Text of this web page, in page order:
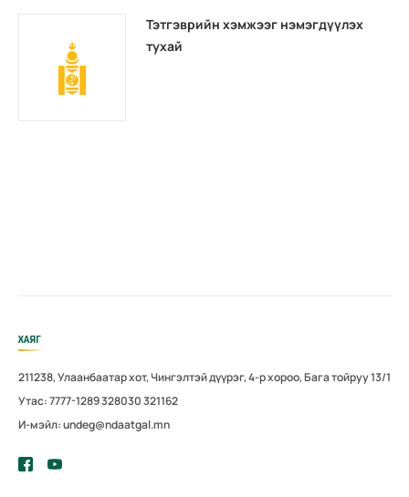
Тэтгэврийн хэмжээг нэмэгдүүлэх
тухай
ХАЯГ
211238, Улаанбаатар хот, Чингэлтэй дүүрэг, 4-р хороо, Бага тойруу 13/1
Утас: 7777-1289 328030 321162
И-мэйл: undeg@ndaatgal.mn